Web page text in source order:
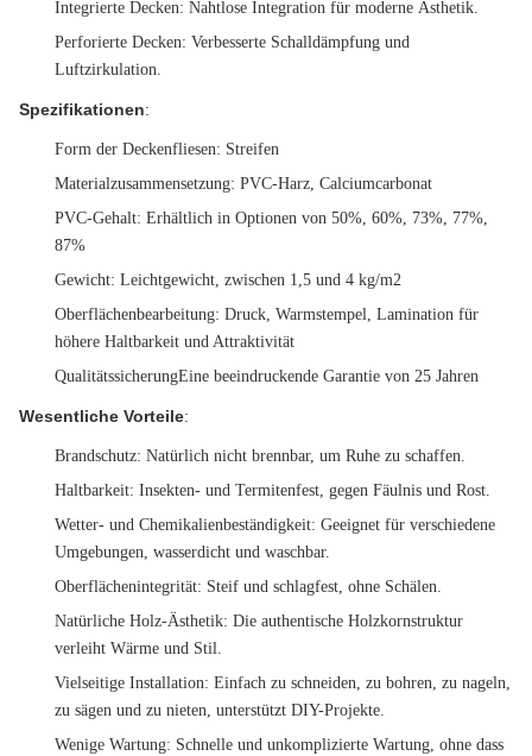
Integrierte Decken: Nahtlose Integration für moderne Ästhetik.
Perforierte Decken: Verbesserte Schalldämpfung und
Luftzirkulation.
Spezifikationen:
Form der Deckenfliesen: Streifen
Materialzusammensetzung: PVC-Harz, Calciumcarbonat
PVC-Gehalt: Erhältlich in Optionen von 50%, 60%, 73%, 77%,
87%
Gewicht: Leichtgewicht, zwischen 1,5 und 4 kg/m2
Oberflächenbearbeitung: Druck, Warmstempel, Lamination für
höhere Haltbarkeit und Attraktivität
QualitätssicherungEine beeindruckende Garantie von 25 Jahren
Wesentliche Vorteile:
Brandschutz: Natürlich nicht brennbar, um Ruhe zu schaffen.
Haltbarkeit: Insekten- und Termitenfest, gegen Fäulnis und Rost.
Wetter- und Chemikalienbeständigkeit: Geeignet für verschiedene
Umgebungen, wasserdicht und waschbar.
Oberflächenintegrität: Steif und schlagfest, ohne Schälen.
Natürliche Holz-Ästhetik: Die authentische Holzkornstruktur
verleiht Wärme und Stil.
Vielseitige Installation: Einfach zu schneiden, zu bohren, zu nageln,
zu sägen und zu nieten, unterstützt DIY-Projekte.
Wenige Wartung: Schnelle und unkomplizierte Wartung, ohne dass